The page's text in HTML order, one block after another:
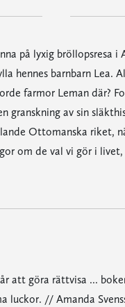
på lyxig bröllopsresa i
hennes barnbarn
farmor Leman där?
granskning av sin
Ottomanska riket,
om de val vi gör i
att göra rättvisa ...
luckor. // Amanda